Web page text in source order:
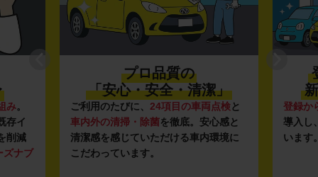
み。
存イ
削減
ズナブ
プロ品質の
「安心・安全・清潔」
ご利用のたびに、 24項目の車両点検と
車内外の清掃・除菌を徹底。安心感と
清潔感を感じていただける車内環境に
こだわっています。
登録か
導入し
います